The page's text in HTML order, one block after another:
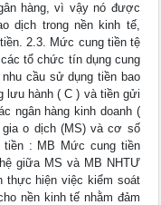
hàng, vì vậy nó được
dịch trong nền kinh tế,
2.3. Mức cung tiền tệ
tổ chức tín dụng cung
cầu sử dụng tiền bao
lưu hành ( C ) và tiền gửi
ngân hàng kinh doanh (
o dịch (MS) và cơ số
: MB Mức cung tiền
giữa MS và MB NHTƯ
thực hiện việc kiểm soát
nền kinh tế nhằm đảm